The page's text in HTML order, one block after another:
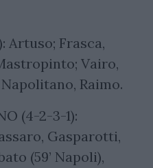
Artuso; Frasca,
Vairo,
Raimo.
(4-2-3-1):
Gasparotti,
(59’ Napoli),